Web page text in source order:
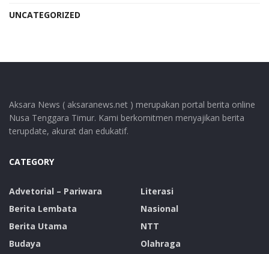
UNCATEGORIZED
Aksara News ( aksaranews.net ) merupakan portal berita online
Nusa Tenggara Timur. Kami berkomitmen menyajikan berita
terupdate, akurat dan edukatif.
CATEGORY
Advetorial – Pariwara
Berita Lembata
Berita Utama
Budaya
Literasi
Nasional
NTT
Olahraga